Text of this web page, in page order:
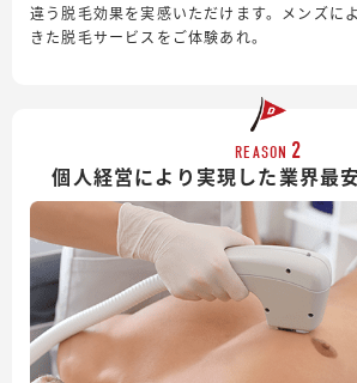
違う脱毛効果を実感いただけます。メンズに
きた脱毛サービスをご体験あれ。
REASON 2
個人経営により実現した業界最